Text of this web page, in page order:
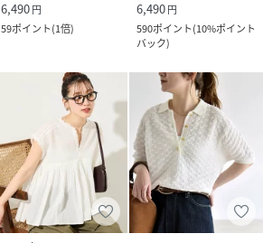
6,490円
59ポイント(1倍)
6,490円
590ポイント(10%ポイント
バック)